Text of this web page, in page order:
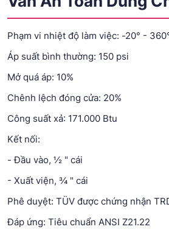
Phạm vi nhiệt độ làm việc: -20° -
Áp suất bình thường: 150 psi
Mở quá áp: 10%
Chênh lệch đóng cửa: 20%
Công suất xả: 171.000 Btu
Kết nối:
- Đầu vào, ½ " cái
- Xuất viện, ¾ " cái
Phê duyệt: TÜV được chứng nhận
Đáp ứng: Tiêu chuẩn ANSI Z21.22